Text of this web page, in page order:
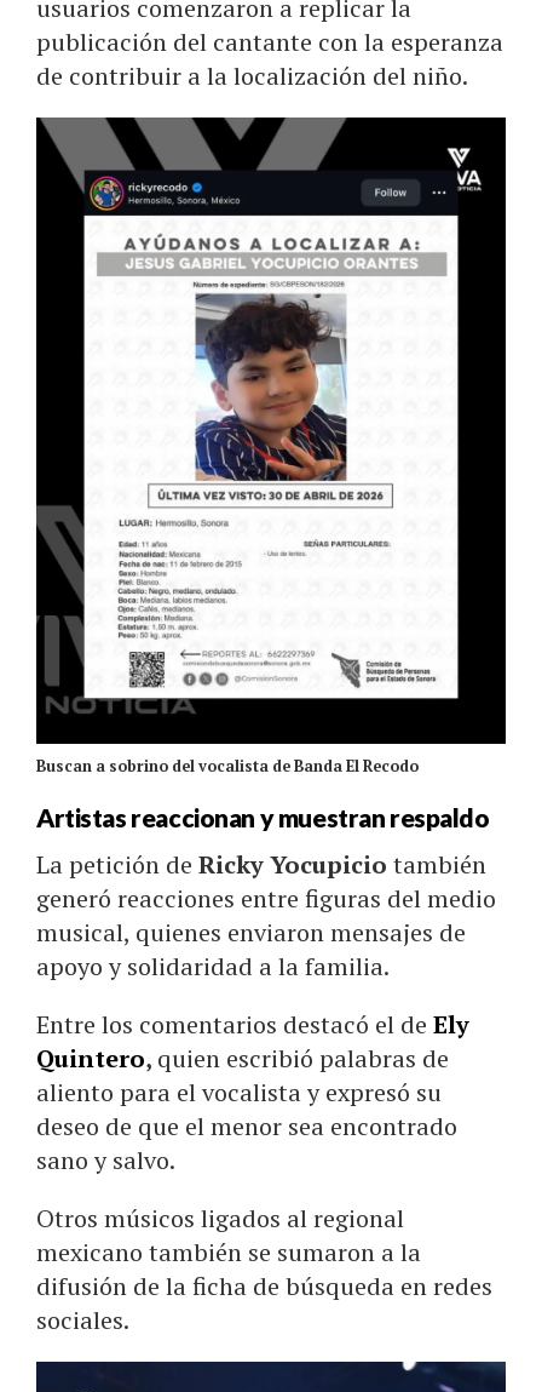
usuarios comenzaron a replicar la
publicación del cantante con la esperanza
de contribuir a la localización del niño.
Buscan a sobrino del vocalista de Banda El Recodo
Artistas reaccionan y muestran respaldo
La petición de Ricky Yocupicio también
generó reacciones entre figuras del medio
musical, quienes enviaron mensajes de
apoyo y solidaridad a la familia.
Entre los comentarios destacó el de Ely
Quintero, quien escribió palabras de
aliento para el vocalista y expresó su
deseo de que el menor sea encontrado
sano y salvo.
Otros músicos ligados al regional
mexicano también se sumaron a la
difusión de la ficha de búsqueda en redes
sociales.